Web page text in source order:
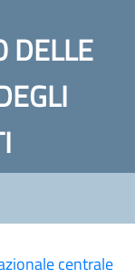
DELLE
centrale